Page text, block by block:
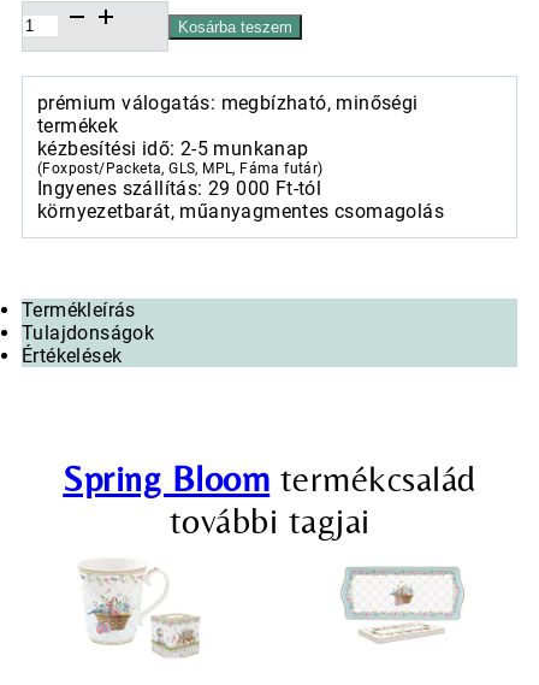
Porcelán
kínálótálca
25x25cm,
dobozban,
Spring
Bloom
mennyiség
Kosárba teszem
prémium válogatás: megbízható, minőségi
termékek
kézbesítési idő: 2-5 munkanap
(Foxpost/Packeta, GLS, MPL, Fáma futár)
Ingyenes szállítás: 29 000 Ft-tól
környezetbarát, műanyagmentes csomagolás
Termékleírás
Tulajdonságok
Értékelések
Spring Bloom termékcsalád
további tagjai